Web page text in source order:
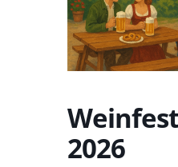
2026